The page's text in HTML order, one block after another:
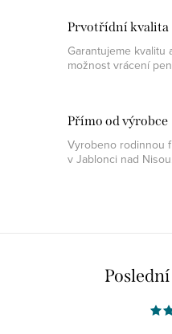
Prvotřídní kvalita
Garantujeme kvalitu
možnost vrácení
Přímo od výrobce
Vyrobeno rodinnou
v Jablonci nad